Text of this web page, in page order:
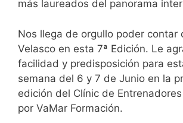
más laureados del panorama
Nos llega de orgullo poder contar
Velasco en esta 7ª Edición. Le
facilidad y predisposición para
semana del 6 y 7 de Junio en la
edición del Clínic de
por VaMar Formación.